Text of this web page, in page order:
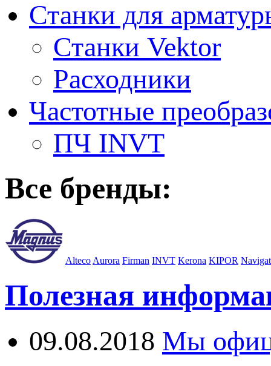
Станки для
Станки Vektor
Расходники
Частотные
ПЧ INVT
Все бренды:
Alteco Aurora Firman INVT Kerona KIPOR
Полезная
09.08.2018 Мы